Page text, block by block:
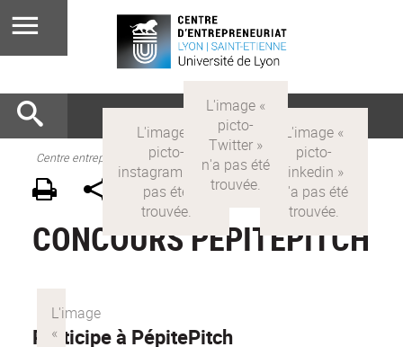
Centre entrepreneuriat
CONCOURS PÉPITEPITCH
Participe à PépitePitch